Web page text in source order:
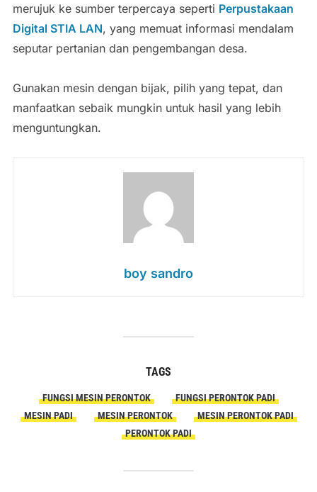
merujuk ke sumber terpercaya seperti Perpustakaan
Digital STIA LAN, yang memuat informasi mendalam
seputar pertanian dan pengembangan desa.
Gunakan mesin dengan bijak, pilih yang tepat, dan
manfaatkan sebaik mungkin untuk hasil yang lebih
menguntungkan.
boy sandro
TAGS
FUNGSI MESIN PERONTOK
FUNGSI PERONTOK PADI
MESIN PADI
MESIN PERONTOK
MESIN PERONTOK PADI
PERONTOK PADI